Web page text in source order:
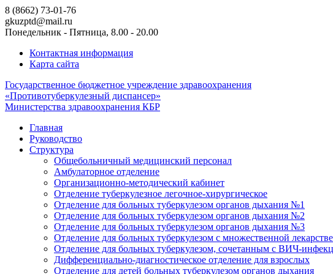
8 (8662) 73-01-76
gkuzptd@mail.ru
Понедельник - Пятница, 8.00 - 20.00
Контактная информация
Карта сайта
Государственное бюджетное учреждение здравоохранения
«Противотуберкулезный диспансер»
Министерства здравоохранения КБР
Главная
Руководство
Структура
Общебольничный медицинский персонал
Амбулаторное отделение
Организационно-методический кабинет
Отделение туберкулезное легочное-хирургическое
Отделение для больных туберкулезом органов дыхания №1
Отделение для больных туберкулезом органов дыхания №2
Отделение для больных туберкулезом органов дыхания №3
Отделение для больных туберкулезом с множественной
Отделение для больных туберкулезом, сочетанным с ВИЧ-
Дифференциально-диагностическое отделение для взрослых
Отделение для детей больных туберкулезом органов дыхания